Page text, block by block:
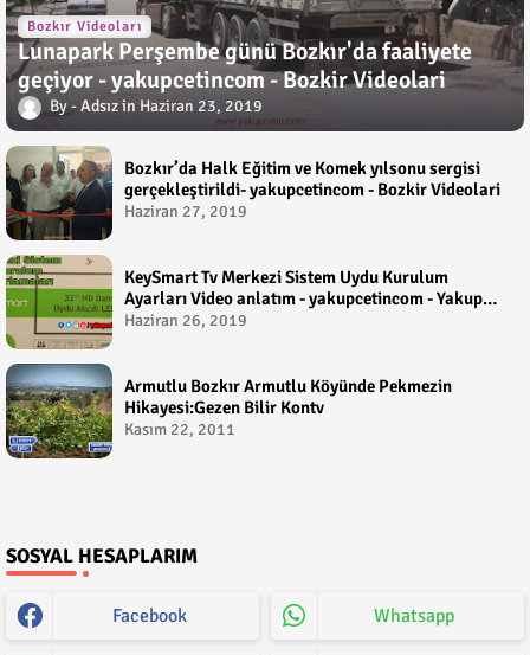
Bozkır Videoları
Lunapark Perşembe günü Bozkır'da faaliyete
geçiyor - yakupcetincom - Bozkir Videolari
Adsız Haziran 23, 2019
Bozkır’da Halk Eğitim ve Komek yılsonu sergisi
gerçekleştirildi- yakupcetincom - Bozkir Videolari
Haziran 27, 2019
KeySmart Tv Merkezi Sistem Uydu Kurulum
Ayarları Video anlatım - yakupcetincom - Yakup
Çetin
Haziran 26, 2019
Armutlu Bozkır Armutlu Köyünde Pekmezin
Hikayesi:Gezen Bilir Kontv
Kasım 22, 2011
SOSYAL HESAPLARIM
Facebook Whatsapp